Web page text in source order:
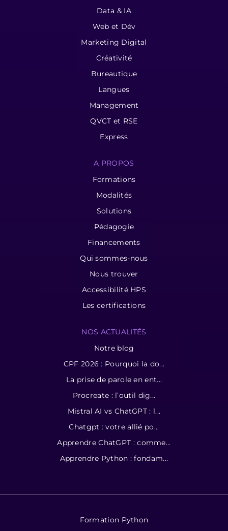
Data & IA
Web et Dév
Marketing Digital
Créativité
Bureautique
Langues
Management
QVCT et RSE
Express
A PROPOS
Formations
Modalités
Solutions
Pédagogie
Financements
Qui sommes-nous
Nous trouver
Accessibilité HPS
Les certifications
NOS ACTUALITÉS
Notre blog
CPF 2026 : Pourquoi la do...
La prise de parole en ent...
Procreate : l’outil dig...
Mistral AI vs ChatGPT : l...
Chatgpt : votre allié po...
Apprendre ChatGPT : comme...
Apprendre Python : fondam...
Formation Python